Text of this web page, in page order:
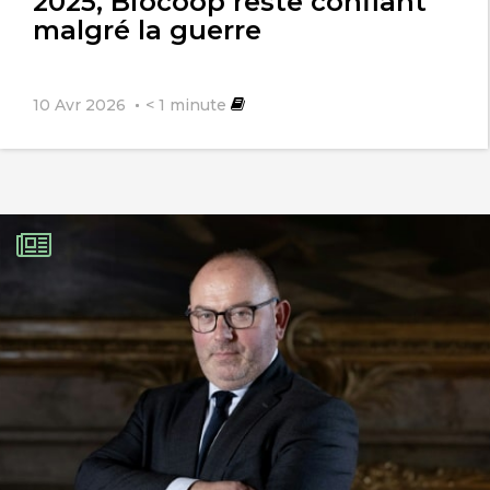
Et si on regardait aussi chez nous et
centrales nucléaires (19 sites 58
centrales) ce qu’on trouve dans les
eaux, les sols et l’air !? Certains (dont
CRIIRAD, Greenpeace, FNE, SdN, …) le
font, savent, le disent, le dénoncent …
mais cela continue et même si c’est
moins spectaculaire que le cyanure et
malgré la guerre
10 Avr 2026 < 1 minute